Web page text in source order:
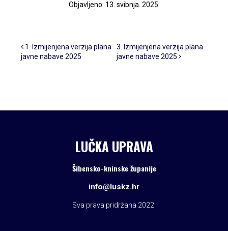
Objavljeno: 13. svibnja. 2025.
Post navigation
1. Izmijenjena verzija plana
javne nabave 2025
3. Izmijenjena verzija plana
javne nabave 2025
LUČKA UPRAVA
Šibensko-kninske županije
info@luskz.hr
Sva prava pridržana 2022.